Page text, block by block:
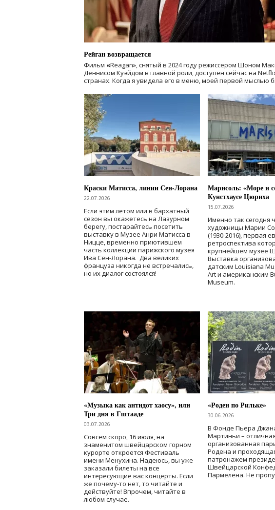
Рейган возвращается
Фильм «Reagan», снятый в 2024 годурежиссером Шоном
Деннисом Куэйдом в главной роли, доступен сейчас на
странах. Когда я увидела его в меню, моей первой мыслью
Краски Матисса, линии Сен-Лорана
22.07.2026
Если этим летом или в бархатный
сезон вы окажетесь на Лазурном
берегу, постарайтесь посетить
выставку в Музее Анри Матисса в
Ницце, временно приютившем
часть коллекции парижского музея
Ива Сен-Лорана. Два великих
француза никогда не встречались,
но их диалог состоялся!
Марисоль: «Море и
Кунстхаусе Цюриха
15.07.2026
Именно так сегодня
художницы Марии
(1930-2016), первая
ретроспектива
крупнейшем музее
Выставка
датским Louisiana
Art и американским
Museum.
«Музыка как антидот хаосу», или
Три дня в Гштааде
03.07.2026
Совсем скоро, 16 июля, на
знаменитом швейцарском горном
курорте откроется Фестиваль
имени Менухина. Надеюсь, вы уже
заказали билеты на все
интересующие вас концерты. Если
же почему-то нет, то читайте и
действуйте! Впрочем, читайте в
любом случае.
«Роден по Рильке»
30.06.2026
В Фонде Пьера
Мартиньи –
организованная
Родена и
патронажем
Швейцарской
Пармелена. Не